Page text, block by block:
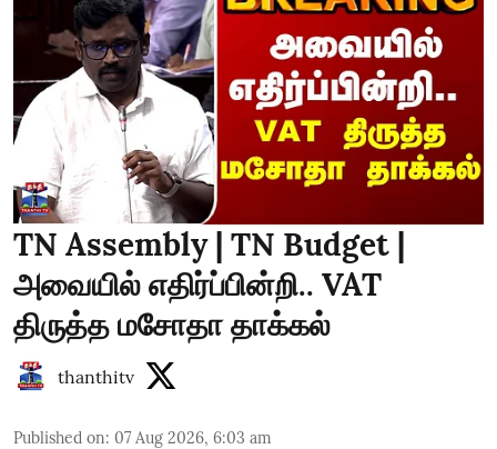
TN Assembly | TN Budget |
அவையில் எதிர்ப்பின்றி.. VAT
திருத்த மசோதா தாக்கல்
thanthitv
Published on: 07 Aug 2026, 6:03 am